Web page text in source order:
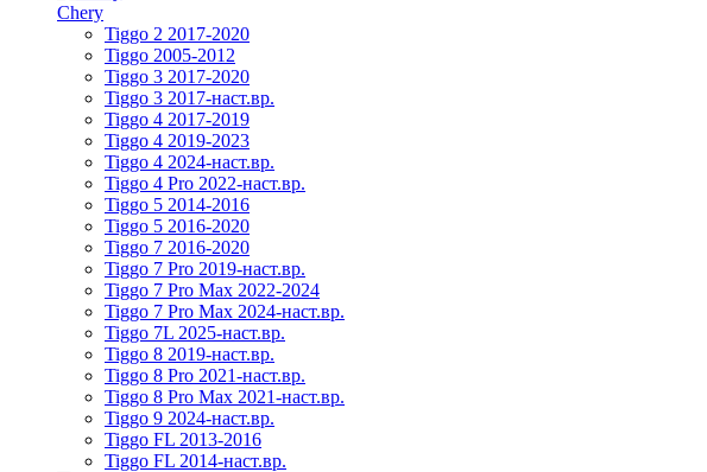
Chery
Tiggo 2 2017-2020
Tiggo 2005-2012
Tiggo 3 2017-2020
Tiggo 3 2017-наст.вр.
Tiggo 4 2017-2019
Tiggo 4 2019-2023
Tiggo 4 2024-наст.вр.
Tiggo 4 Pro 2022-наст.вр.
Tiggo 5 2014-2016
Tiggo 5 2016-2020
Tiggo 7 2016-2020
Tiggo 7 Pro 2019-наст.вр.
Tiggo 7 Pro Max 2022-2024
Tiggo 7 Pro Max 2024-наст.вр.
Tiggo 7L 2025-наст.вр.
Tiggo 8 2019-наст.вр.
Tiggo 8 Pro 2021-наст.вр.
Tiggo 8 Pro Max 2021-наст.вр.
Tiggo 9 2024-наст.вр.
Tiggo FL 2013-2016
Tiggo FL 2014-наст.вр.